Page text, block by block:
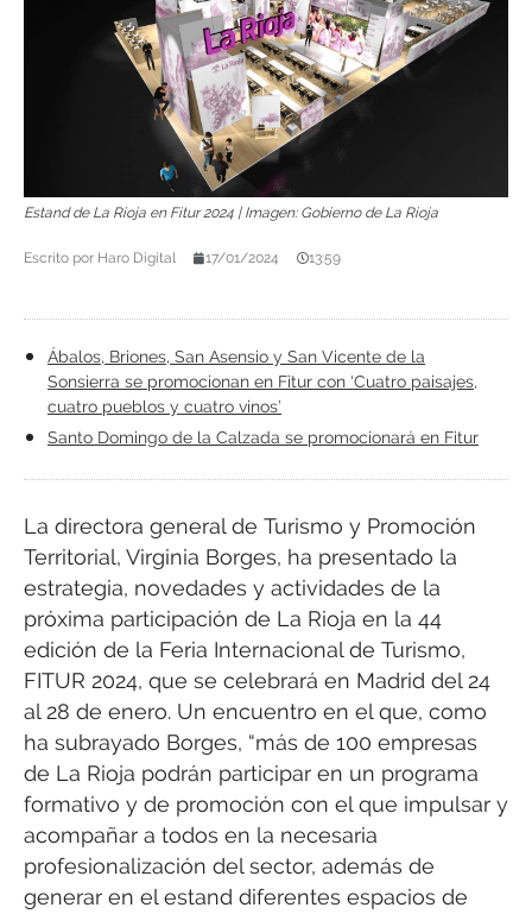
Estand de La Rioja en Fitur 2024 | Imagen: Gobierno de La Rioja
Escrito por Haro Digital 17/01/2024 13:59
Ábalos, Briones, San Asensio y San Vicente de la
Sonsierra se promocionan en Fitur con ‘Cuatro paisajes,
cuatro pueblos y cuatro vinos’
Santo Domingo de la Calzada se promocionará en Fitur
La directora general de Turismo y Promoción
Territorial, Virginia Borges, ha presentado la
estrategia, novedades y actividades de la
próxima participación de La Rioja en la 44
edición de la Feria Internacional de Turismo,
FITUR 2024, que se celebrará en Madrid del 24
al 28 de enero. Un encuentro en el que, como
ha subrayado Borges, “más de 100 empresas
de La Rioja podrán participar en un programa
formativo y de promoción con el que impulsar y
acompañar a todos en la necesaria
profesionalización del sector, además de
generar en el estand diferentes espacios de